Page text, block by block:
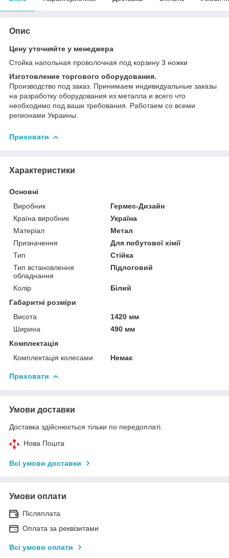
Опис
Цену уточняйте у менеджера
Стойка напольная проволочная под корзину 3 ножки
Изготовление торгового оборудования.
Производство под заказ. Принимаем индивидуальные заказы
на разработку оборудования из металла и всего что
необходимо под ваши требования. Работаем со всеми
регионами Украины.
Приховати
Характеристики
Основні
Виробник
Гермес-Дизайн
Країна виробник
Україна
Матеріал
Метал
Призначення
Для побутової хімії
Тип
Стійка
Тип встановлення
обладнання
Підлоговий
Колір
Білий
Габаритні розміри
Висота
1420 мм
Ширина
490 мм
Комплектація
Комплектація колесами
Немає
Приховати
Умови доставки
Доставка здійснюється тільки по передоплаті.
Нова Пошта
Всі умови доставки
Умови оплати
Післяплата
Оплата за реквізитами
Всі умови оплати